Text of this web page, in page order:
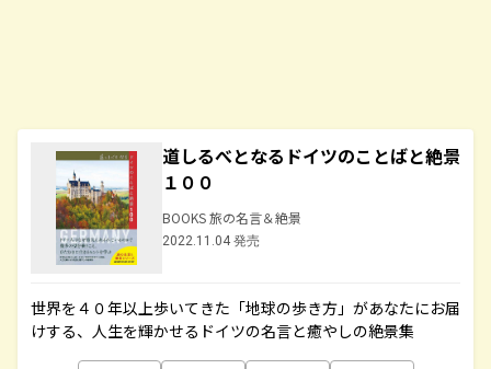
道しるべとなるドイツのことばと絶景
１００
BOOKS 旅の名言＆絶景
2022.11.04 発売
世界を４０年以上歩いてきた「地球の歩き方」があなたにお届
けする、人生を輝かせるドイツの名言と癒やしの絶景集